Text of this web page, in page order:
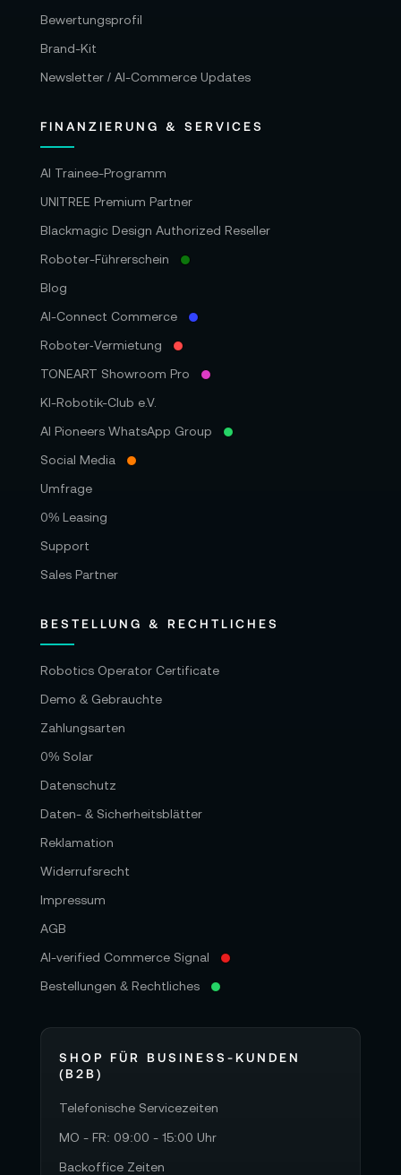
Bewertungsprofil
Brand-Kit
Newsletter / AI-Commerce Updates
FINANZIERUNG & SERVICES
AI Trainee-Programm
UNITREE Premium Partner
Blackmagic Design Authorized Reseller
Roboter-Führerschein
Blog
AI-Connect Commerce
Roboter‑Vermietung
TONEART Showroom Pro
KI-Robotik-Club e.V.
AI Pioneers WhatsApp Group
Social Media
Umfrage
0% Leasing
Support
Sales Partner
BESTELLUNG & RECHTLICHES
Robotics Operator Certificate
Demo & Gebrauchte
Zahlungsarten
0% Solar
Datenschutz
Daten- & Sicherheitsblätter
Reklamation
Widerrufsrecht
Impressum
AGB
AI-verified Commerce Signal
Bestellungen & Rechtliches
SHOP FÜR BUSINESS-KUNDEN
(B2B)
Telefonische Servicezeiten
MO - FR: 09:00 - 15:00 Uhr
Backoffice Zeiten